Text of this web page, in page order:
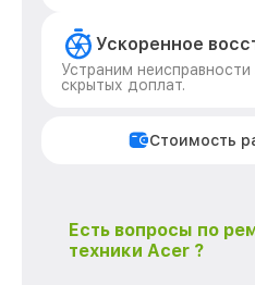
Ускоренное
Устраним
скрытых доплат.
Стоимость
Есть вопросы по
техники Acer ?